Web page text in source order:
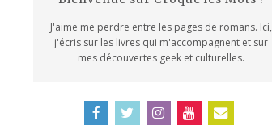
J'aime me perdre entre les pages de romans. Ici,
j'écris sur les livres qui m'accompagnent et sur
mes découvertes geek et culturelles.